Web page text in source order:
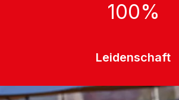
100%
Leidenschaft